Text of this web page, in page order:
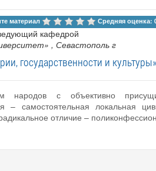
материал Средняя оценка:
кафедрой
, Севастополь г
государственности и культуры»
народов с объективно
самостоятельная локальная
отличие –